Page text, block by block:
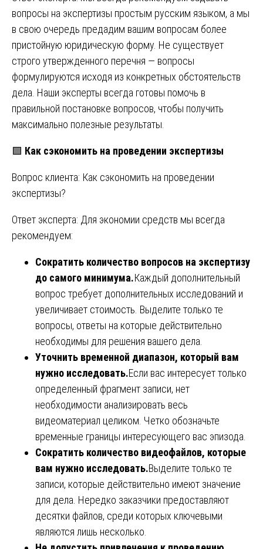
вопросы на экспертизы простым русским языком, а мы
в свою очередь предадим вашим вопросам более
пристойную юридическую форму. Не существует
строго утвержденного перечня — вопросы
формулируются исходя из конкретных обстоятельств
дела. Наши эксперты всегда готовы помочь в
правильной постановке вопросов, чтобы получить
максимально полезные результаты.
🟩 Как сэкономить на проведении экспертизы
Вопрос клиента: Как сэкономить на проведении
экспертизы?
Ответ эксперта: Для экономии средств мы всегда
рекомендуем:
Сократить количество вопросов на экспертизу
до самого минимума.Каждый дополнительный
вопрос требует дополнительных исследований и
увеличивает стоимость. Выделите только те
вопросы, ответы на которые действительно
необходимы для решения вашего дела.
Уточнить временной диапазон, который вам
нужно исследовать.Если вас интересует только
определенный фрагмент записи, нет
необходимости анализировать весь
видеоматериал целиком. Четко обозначьте
временные границы интересующего вас эпизода.
Сократить количество видеофайлов, которые
вам нужно исследовать.Выделите только те
записи, которые действительно имеют значение
для дела. Нередко заказчики предоставляют
десятки файлов, среди которых ключевыми
являются лишь несколько.